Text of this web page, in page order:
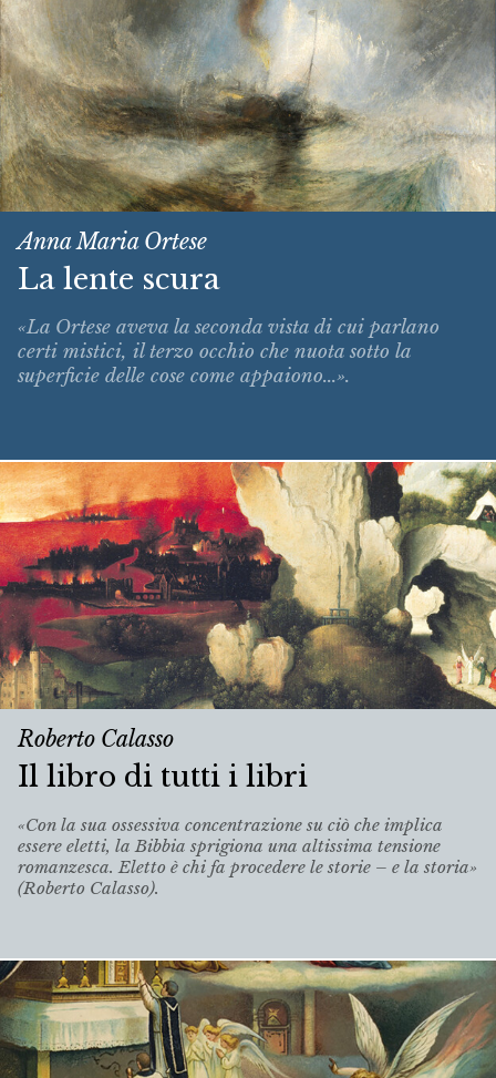
Anna Maria Ortese
La lente scura
«La Ortese aveva la seconda vista di cui parlano
certi mistici, il terzo occhio che nuota sotto la
superficie delle cose come appaiono...».
Roberto Calasso
Il libro di tutti i libri
«Con la sua ossessiva concentrazione su ciò che implica
essere eletti, la Bibbia sprigiona una altissima tensione
romanzesca. Eletto è chi fa procedere le storie – e la storia»
(Roberto Calasso).